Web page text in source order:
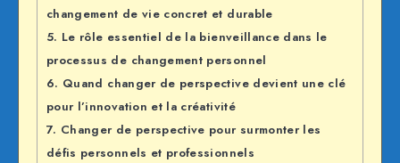
changement de vie concret et durable
5. Le rôle essentiel de la bienveillance dans le
processus de changement personnel
6. Quand changer de perspective devient une clé
pour l’innovation et la créativité
7. Changer de perspective pour surmonter les
défis personnels et professionnels